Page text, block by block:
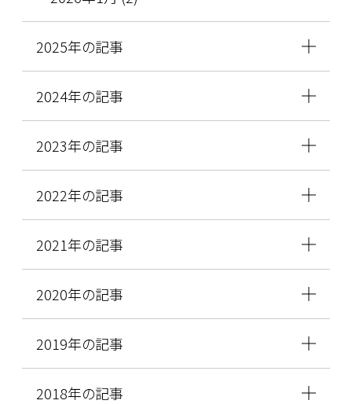
2025年の記事
2024年の記事
2023年の記事
2022年の記事
2021年の記事
2020年の記事
2019年の記事
2018年の記事